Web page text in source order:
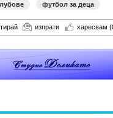
футбол за деца
изпрати харесвам